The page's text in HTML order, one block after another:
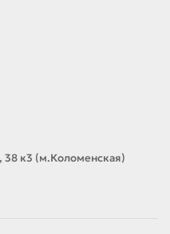
38 к3 (м.Коломенская)